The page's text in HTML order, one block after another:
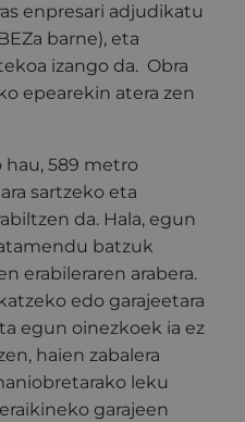
enpresari adjudikatu
barne), eta
izango da. Obra
epearekin atera zen
hau, 589 metro
sartzeko eta
da. Hala, egun
batzuk
erabileraren arabera.
edo garajeetara
egun oinezkoek ia ez
haien zabalera
leku
garajeen